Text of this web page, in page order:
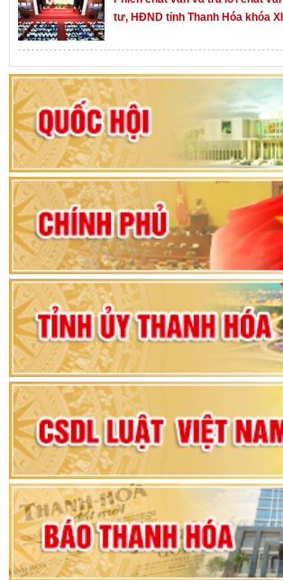
tư, HĐND tỉnh Thanh Hóa khóa
Khai mạc kỳ họp thứ Nhất, Quốc
Hướng dẫn quy trình bỏ phiếu
khoá XVI và đại biểu HĐND các
2026-2031
80 năm Quốc hội Việt Nam: vì
vì sự phát triển của đất nước
Bộ Chính trị duyệt nội dung Đại
Đảng bộ tỉnh Thanh Hóa lần thứ
2025 - 2030
Đại hội đại biểu Đảng bộ xã Yên
nhiệm kỳ 2025 – 2030
Đại hội Đảng bộ xã Yên Ninh lần
nhiệm kỳ 2025 - 2030
Khai mạc Kỳ họp bất thường lần
hội khóa XV
Phiên thảo luận Kỳ họp thứ 24,
Thanh Hóa khóa XVIII, nhiệm kỳ